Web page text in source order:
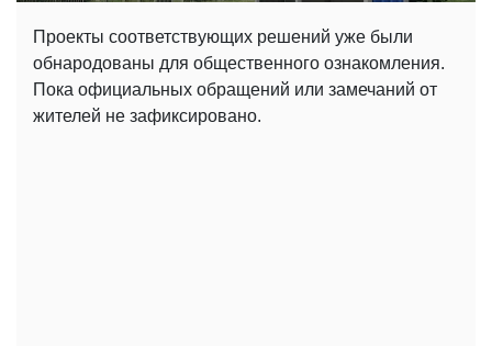
Проекты соответствующих решений уже были
обнародованы для общественного ознакомления.
Пока официальных обращений или замечаний от
жителей не зафиксировано.